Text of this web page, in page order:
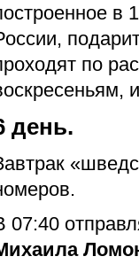
в
по
день.
07:40